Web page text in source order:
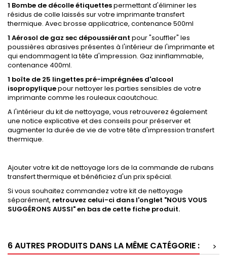
1 Bombe de décolle étiquettespermettant d'éliminer les
résidus de colle laissés sur votre imprimante transfert
thermique. Avec brosse applicatrice, contenance 500ml
1 Aérosol de gaz sec dépoussiérant pour "souffler" les
poussières abrasives présentes à l'intérieur de l'imprimante et
qui endommagent la tête d'impression. Gaz ininflammable,
contenance 400ml.
1 boîte de 25 lingettes pré-imprégnées d'alcool
isopropyliquepour nettoyer les parties sensibles de votre
imprimante comme les rouleaux caoutchouc.
A l'intérieur du kit de nettoyage, vous retrouverez également
une notice explicative et des conseils pour préserver et
augmenter la durée de vie de votre tête d'impression transfert
thermique.
Ajouter votre kit de nettoyage lors de la commande de rubans
transfert thermique et bénéficiez d'un prix spécial.
Si vous souhaitez commandez votre kit de nettoyage
séparément, retrouvez celui-ci dans l'onglet "NOUS VOUS
SUGGÉRONS AUSSI" en bas de cette fiche produit.
6 AUTRES PRODUITS DANS LA MÊME CATÉGORIE :
>